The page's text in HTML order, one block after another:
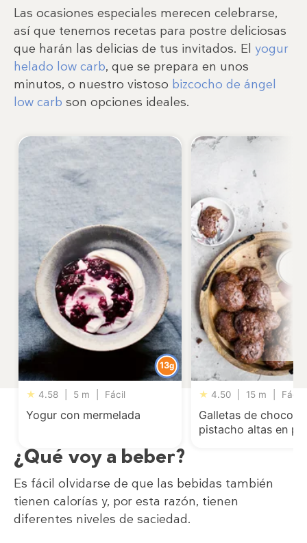
Las ocasiones especiales merecen celebrarse,
así que tenemos recetas para postre deliciosas
que harán las delicias de tus invitados. El yogur
helado low carb, que se prepara en unos
minutos, o nuestro vistoso bizcocho de ángel
low carb son opciones ideales.
13g
★ 4.58 5 m Fácil
Yogur con mermelada
★ 4.50 15 m Fácil
Galletas de
pistacho altas en
¿Qué voy a beber?
Es fácil olvidarse de que las bebidas también
tienen calorías y, por esta razón, tienen
diferentes niveles de saciedad.